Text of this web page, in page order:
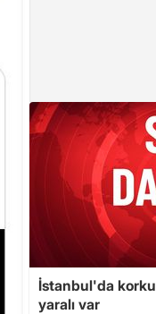
İstanbul'da
yaralı var